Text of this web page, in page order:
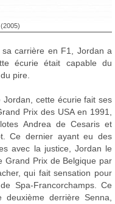
(2005)
carrière en F1, Jordan a
écurie était capable du
pire.
Jordan, cette écurie fait ses
Prix des USA en 1991,
Andrea de Cesaris et
Ce dernier ayant eu des
avec la justice, Jordan le
Grand Prix de Belgique par
qui fait sensation pour
Spa-Francorchamps. Ce
derrière Senna,